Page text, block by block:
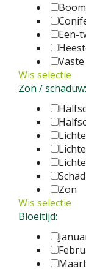
Boom
Een-
Wis selectie
Zon / schaduw:
Zon
Wis selectie
Bloeitijd:
Maart